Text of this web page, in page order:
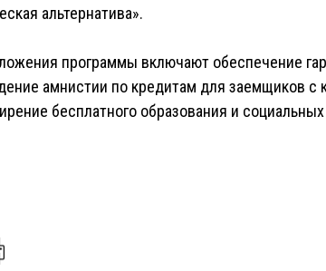
альтернатива».
программы включают обеспечение
амнистии по кредитам для заемщиков
бесплатного образования и социальных